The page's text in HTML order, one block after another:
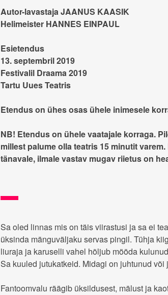
Autor-lavastaja JAANUS KAASIK
Helimeister HANNES EINPAUL
Esietendus
13. septembril 2019
Festivalil Draama 2019
Tartu Uues Teatris
Etendus on ühes osas ühele inimesele
NB! Etendus on ühele vaatajale korraga.
millest palume olla teatris 15 minutit
tänavale, ilmale vastav mugav riietus on
Sa oled linnas mis on täis viirastusi ja sa ei
üksinda mänguväljaku servas pingil. Tühja
liuraja ja karuselli vahel hõljub mööda
Sa kuuled jutukatkeid. Midagi on juhtunud
Fantoomvalu räägib üksildusest, mälust ja